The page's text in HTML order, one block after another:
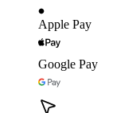
Apple Pay
Google Pay